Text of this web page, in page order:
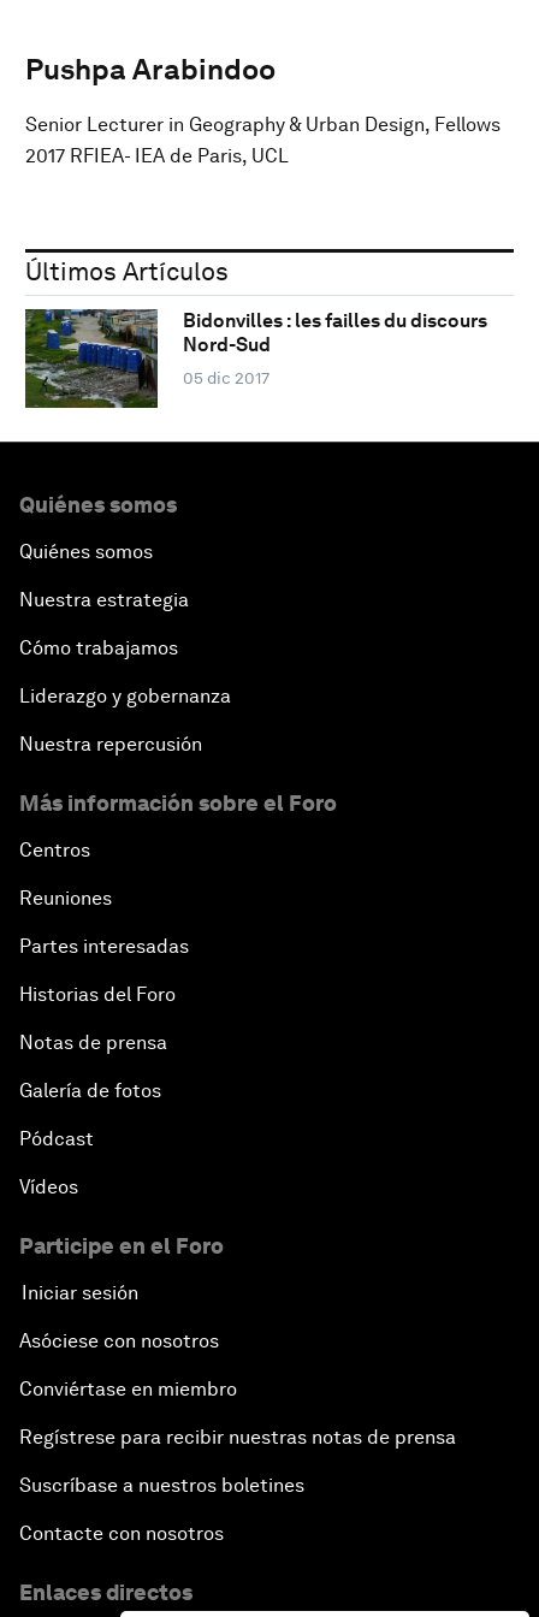
Pushpa Arabindoo
Senior Lecturer in Geography & Urban Design, Fellows
2017 RFIEA- IEA de Paris, UCL
Últimos Artículos
Bidonvilles : les failles du discours
Nord-Sud
05 dic 2017
Quiénes somos
Quiénes somos
Nuestra estrategia
Cómo trabajamos
Liderazgo y gobernanza
Nuestra repercusión
Más información sobre el Foro
Centros
Reuniones
Partes interesadas
Historias del Foro
Notas de prensa
Galería de fotos
Pódcast
Vídeos
Participe en el Foro
Iniciar sesión
Asóciese con nosotros
Conviértase en miembro
Regístrese para recibir nuestras notas de prensa
Suscríbase a nuestros boletines
Contacte con nosotros
Enlaces directos